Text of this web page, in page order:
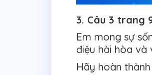
3. Câu 3 trang
Em mong sự
điệu hài hòa và
Hãy hoàn